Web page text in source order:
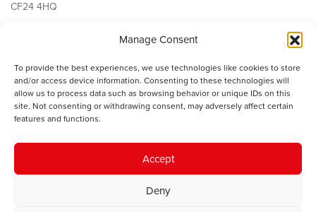
Manage Consent
To provide the best experiences, we use technologies like cookies to store
and/or access device information. Consenting to these technologies will
allow us to process data such as browsing behavior or unique IDs on this
site. Not consenting or withdrawing consent, may adversely affect certain
features and functions.
Accept
Deny
CF24 4HQ
Public Services
Economi
Y SMC
Cysylltwch â ni